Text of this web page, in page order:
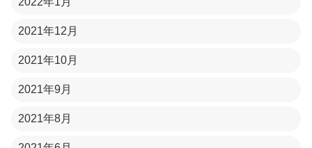
2021年12月
2021年10月
2021年9月
2021年8月